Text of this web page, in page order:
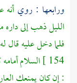
ورابعها : روي أنه
الليل ذهب إلى داره
فلما دخل عليه قال
154 ] السلام
: إن كان يمنعك